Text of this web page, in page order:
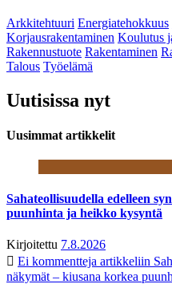
Arkkitehtuuri Energiatehokkuus
Korjausrakentaminen Koulutus
Rakennustuote Rakentaminen
Talous Työelämä
Uutisissa nyt
Uusimmat artikkelit
Sahateollisuudella edelleen
puunhinta ja heikko kysyntä
Kirjoitettu 7.8.2026
Ei kommentteja artikkeliin
näkymät – kiusana korkea